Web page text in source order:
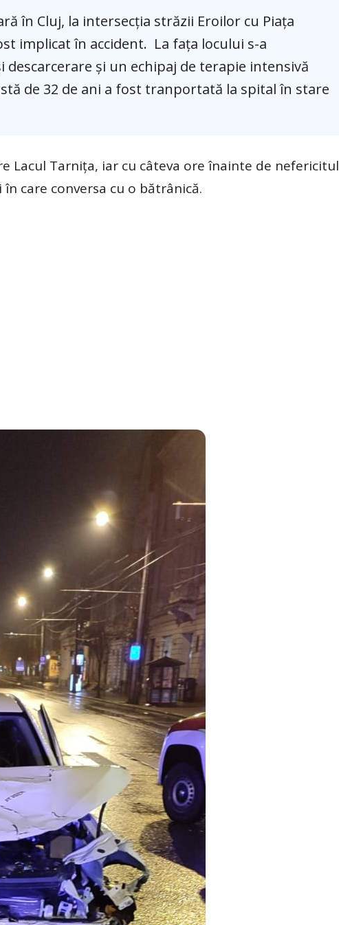
în Cluj, la intersecția străzii Eroilor cu Piața
implicat în accident. La fața locului s-a
și un echipaj de terapie intensivă
de 32 de ani a fost tranportată la spital în stare
Lacul Tarnița, iar cu câteva ore înainte de nefericitul
care conversa cu o bătrânică.